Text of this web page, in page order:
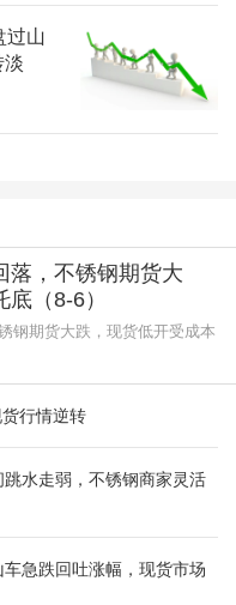
过山
淡
落，不锈钢期货大
（8-6）
钢期货大跌，现货低开受成本
行情逆转
水走弱，不锈钢商家灵活
急跌回吐涨幅，现货市场